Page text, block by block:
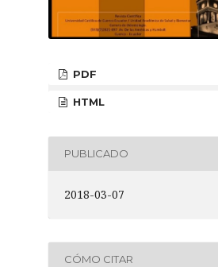
PDF
HTML
PUBLICADO
2018-03-07
CÓMO CITAR